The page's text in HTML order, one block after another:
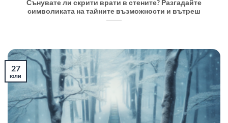
Сънувате ли скрити врати в стените? Разгадайте
символиката на тайните възможности и вътреш
27
юли